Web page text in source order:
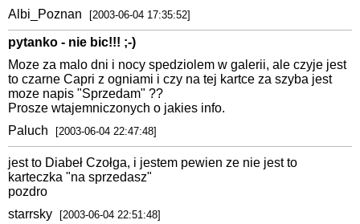
Albi_Poznan
[2003-06-04 17:35:52]
pytanko - nie bic!!! ;-)
Moze za malo dni i nocy spedziolem w galerii, ale czyje jest
to czarne Capri z ogniami i czy na tej kartce za szyba jest
moze napis "Sprzedam" ??
Prosze wtajemniczonych o jakies info.
Paluch
[2003-06-04 22:47:48]
jest to Diabeł Czołga, i jestem pewien ze nie jest to
karteczka "na sprzedasz"
pozdro
starrsky
[2003-06-04 22:51:48]